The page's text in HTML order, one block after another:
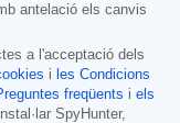
antelació els canvis
a l'acceptació dels
i les Condicions
freqüents i els
SpyHunter,